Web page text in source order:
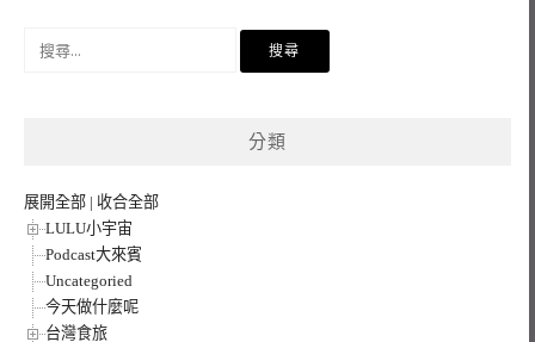
分類
展開全部 | 收合全部
LULU小宇宙
Podcast大來賓
Uncategoried
今天做什麼呢
台灣食旅